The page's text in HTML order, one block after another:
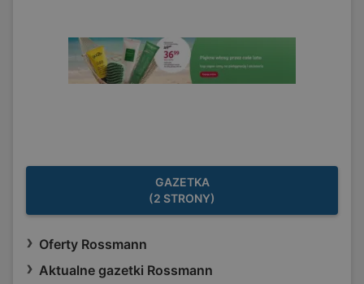
GAZETKA
(2 STRONY)
Oferty Rossmann
Aktualne gazetki Rossmann